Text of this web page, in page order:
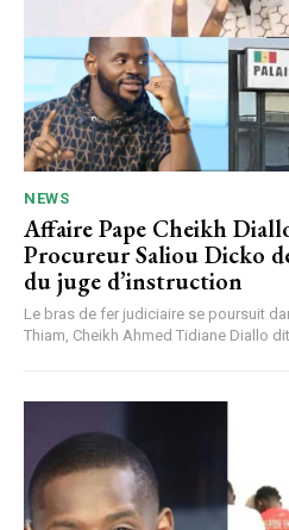
NEWS
Affaire Pape Cheikh
Procureur Saliou Dicko
du juge d’instruction
Le bras de fer judiciaire se poursuit
Thiam, Cheikh Ahmed Tidiane Diallo